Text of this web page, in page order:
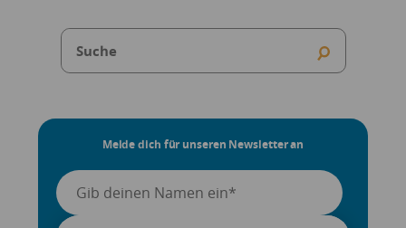
Melde dich für unseren Newsletter an